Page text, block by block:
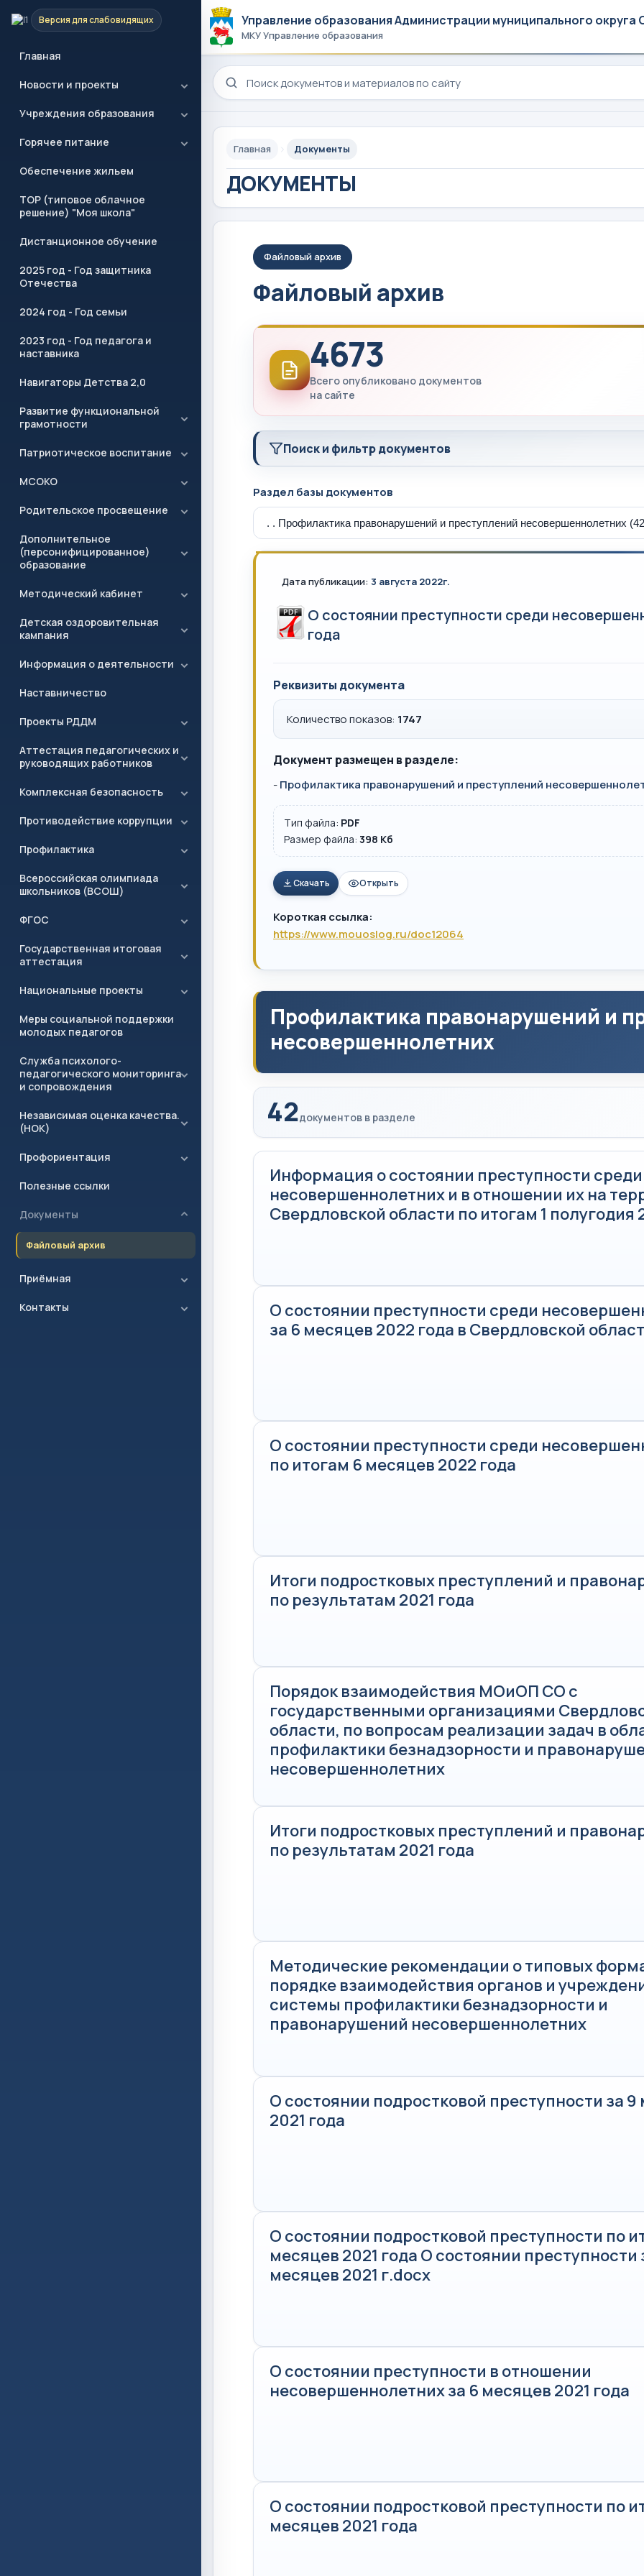
Версия для слабовидящих
Главная
Новости и проекты
Учреждения образования
Горячее питание
Обеспечение жильем
ТОР (типовое облачное
решение) "Моя школа"
Дистанционное обучение
2025 год - Год защитника
Отечества
2024 год - Год семьи
2023 год - Год педагога и
наставника
Навигаторы Детства 2,0
Развитие функциональной
грамотности
Патриотическое воспитание
МСОКО
Родительское просвещение
Дополнительное
(персонифицированное)
образование
Методический кабинет
Детская оздоровительная
кампания
Информация о деятельности
Наставничество
Проекты РДДМ
Аттестация педагогических и
руководящих работников
Комплексная безопасность
Противодействие коррупции
Профилактика
Всероссийская олимпиада
школьников (ВСОШ)
ФГОС
Государственная итоговая
аттестация
Национальные проекты
Меры социальной поддержки
молодых педагогов
Служба психолого-
педагогического мониторинга
и сопровождения
Независимая оценка качества.
(НОК)
Профориентация
Полезные ссылки
Документы
Файловый архив
Приёмная
Контакты
Управление образования Администрации муниципального округа
МКУ Управление образования
Поиск по сайту
Главная Документы
ДОКУМЕНТЫ
Файловый архив
Файловый архив
4673
Всего опубликовано документов
на сайте
Поиск и фильтр документов
Раздел базы документов
Дата публикации: 3 августа 2022г.
О состоянии преступности среди
года
Реквизиты документа
Количество показов: 1747
Документ размещен в разделе:
-Профилактика правонарушений и преступлений
Тип файла: PDF
Размер файла: 398 Кб
Скачать Открыть
Короткая ссылка:
https://www.mouoslog.ru/doc12064
Профилактика правонарушений и
несовершеннолетних
42документов в разделе
Информация о состоянии преступности среди
несовершеннолетних и в отношении их на
Свердловской области по итогам 1 полугодия
О состоянии преступности среди
за 6 месяцев 2022 года в Свердловской
О состоянии преступности среди
по итогам 6 месяцев 2022 года
Итоги подростковых преступлений и
по результатам 2021 года
Порядок взаимодействия МОиОП СО с
государственными организациями
области, по вопросам реализации задач в
профилактики безнадзорности и
несовершеннолетних
Итоги подростковых преступлений и
по результатам 2021 года
Методические рекомендации о типовых
порядке взаимодействия органов и
системы профилактики безнадзорности и
правонарушений несовершеннолетних
О состоянии подростковой преступности за
2021 года
О состоянии подростковой преступности по
месяцев 2021 года О состоянии преступности
месяцев 2021 г.docx
О состоянии преступности в отношении
несовершеннолетних за 6 месяцев 2021 года
О состоянии подростковой преступности по
месяцев 2021 года